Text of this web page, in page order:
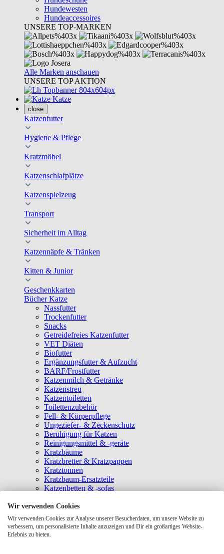
Hundewesten
Hundeaccessoires
UNSERE TOP-MARKEN
Alle Marken anschauen
UNSERE TOP AKTION
Katze
close
Katzenfutter
Hygiene & Pflege
Kratzmöbel
Katzenschlafplätze
Katzenspielzeug
Transport
Sicherheit im Alltag
Katzennäpfe & Tränken
Kitten & Junior
Geschenkkarten
Bücher Katze
Nassfutter
Trockenfutter
Snacks
Getreidefreies Katzenfutter
VET Diäten
Biofutter
Ergänzungsfutter & Aufzucht
BARF/Frostfutter
Katzenmilch & Getränke
Katzenstreu
Katzentoiletten
Toilettenzubehör
Fell- & Körperpflege
Ungeziefer- & Zeckenschutz
Beruhigung für Katzen
Reinigungsmittel & -geräte
Kratzbäume
Kratzbretter & Kratzpappen
Kratztonnen
Kratzbaum-Ersatzteile
Katzenbetten & -sofas
Katzenhäuser
Hängematten & Fensterliegeplätze
Katzendecken & -matten
Baldrian- & Catnipspielzeug
Wir verwenden Cookies
Wir verwenden Cookies zur Analyse unserer Besucherdaten, um unsere Website zu
verbessern, um personalisierte Inhalte anzuzeigen und Dir ein großartiges Website-
Erlebnis zu bieten.